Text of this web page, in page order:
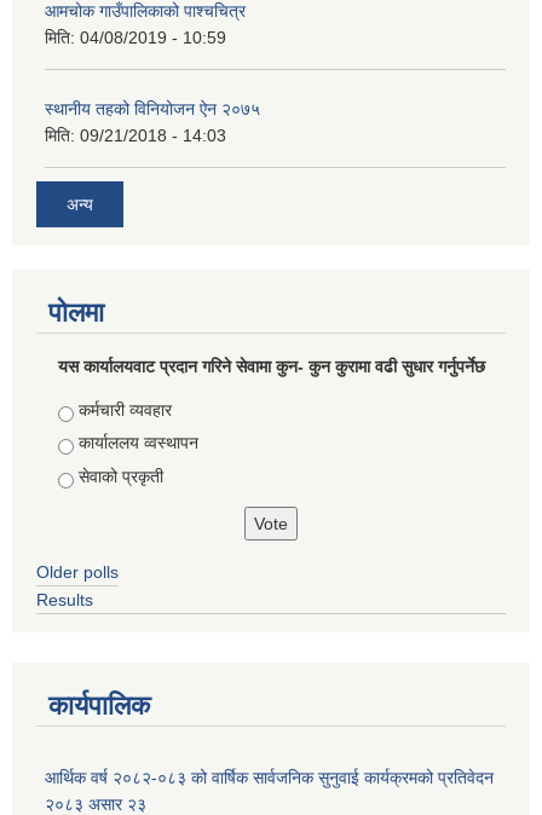
आमचोक गाउँपालिकाको पाश्चचित्र
मिति: 04/08/2019 - 10:59
स्थानीय तहको विनियोजन ऐन २०७५
मिति: 09/21/2018 - 14:03
अन्य
पोलमा
यस कार्यालयवाट प्रदान गरिने सेवामा कुन- कुन कुरामा वढी सुधार गर्नुपर्नेछ
Choices
कर्मचारी व्यवहार
कार्याललय व्वस्थापन
सेवाको प्रकृती
Older polls
Results
कार्यपालिक
आर्थिक वर्ष २०८२-०८३ को वार्षिक सार्वजनिक सुनुवाई कार्यक्रमको प्रतिवेदन
२०८३ असार २३